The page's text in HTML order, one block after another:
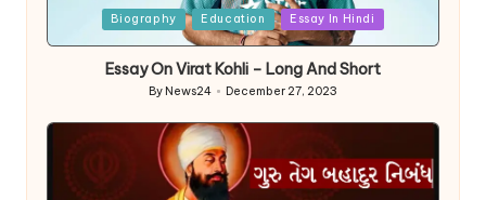
Biography Education Essay In Hindi
Essay On Virat Kohli – Long And Short
Posted
By News24 December 27, 2023